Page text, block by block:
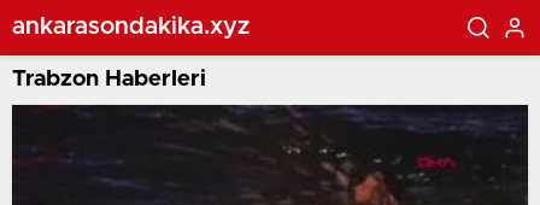
ankarasondakika.xyz
Trabzon Haberleri